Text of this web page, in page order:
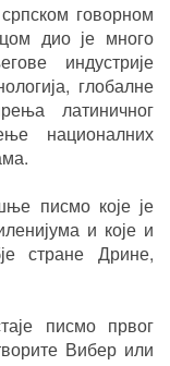
говорном
дио је много
индустрије
глобалне
латиничног
националних
писмо које је
и које и
стране Дрине,
писмо првог
Вибер или